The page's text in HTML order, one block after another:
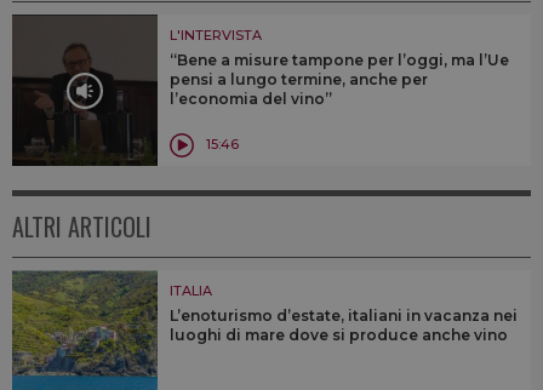
L'INTERVISTA
“Bene a misure tampone per l’oggi, ma l’Ue
pensi a lungo termine, anche per
l’economia del vino”
15:46
ALTRI ARTICOLI
ITALIA
L’enoturismo d’estate, italiani in vacanza nei
luoghi di mare dove si produce anche vino